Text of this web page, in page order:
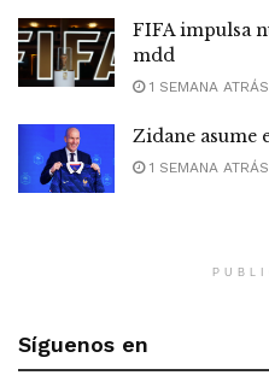
FIFA impulsa
mdd
1 SEMANA ATRÁS
Zidane asume
1 SEMANA ATRÁS
Síguenos en